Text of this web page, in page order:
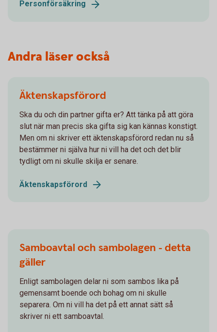
Personförsäkring
Andra läser också
Äktenskapsförord
Ska du och din partner gifta er? Att tänka på att göra
slut när man precis ska gifta sig kan kännas konstigt.
Men om ni skriver ett äktenskapsförord redan nu så
bestämmer ni själva hur ni vill ha det och det blir
tydligt om ni skulle skilja er senare.
Äktenskapsförord
Samboavtal och sambolagen - detta
gäller
Enligt sambolagen delar ni som sambos lika på
gemensamt boende och bohag om ni skulle
separera. Om ni vill ha det på ett annat sätt så
skriver ni ett samboavtal.